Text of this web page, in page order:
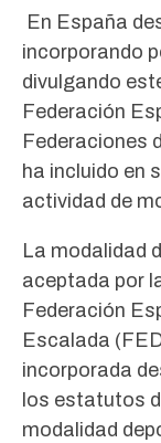
En España
incorporando
divulgando
Federación
Federaciones
ha incluido en
actividad de
La modalidad
aceptada por
Federación
Escalada
incorporada
los estatutos
modalidad